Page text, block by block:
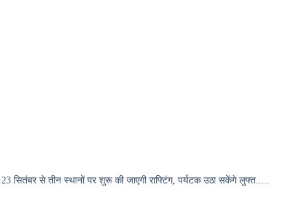
23 सितंबर से तीन स्थानों पर शुरू की जाएगी राफ्टिंग, पर्यटक उठा सकेंगे लुफ्त.....